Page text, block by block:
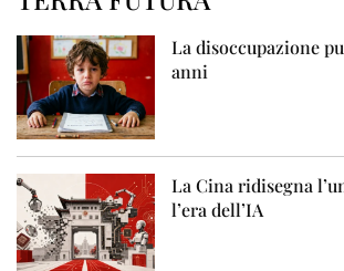
La disoccupazione
anni
La Cina ridisegna
l’era dell’IA